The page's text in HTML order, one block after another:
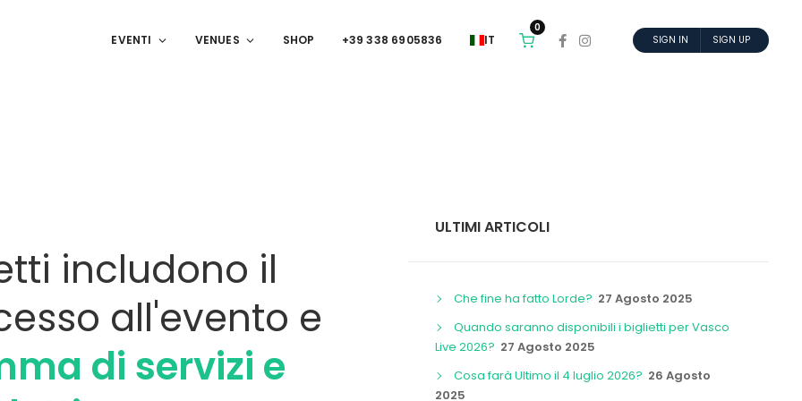
EVENTI VENUES SHOP +39 338 6905836 IT
0
SIGN IN SIGN UP
includono il
all'evento e
di servizi e
ULTIMI ARTICOLI
Che fine ha fatto Lorde? 27 Agosto 2025
Quando saranno disponibili i biglietti per Vasco
Live 2026? 27 Agosto 2025
Cosa farà Ultimo il 4 luglio 2026? 26 Agosto
2025